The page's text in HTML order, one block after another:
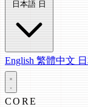
日本語 日
English 繁體中文
CORE